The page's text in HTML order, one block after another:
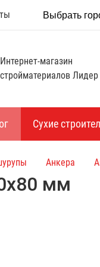
Выбрать
Интернет-магазин
стройматериалов
Сухие
Анкера
мм